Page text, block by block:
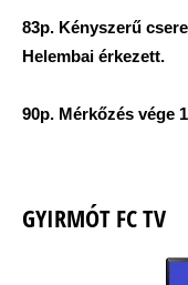
83p. Kényszerű
Helembai érkezett.
90p. Mérkőzés vége
GYIRMÓT FC TV